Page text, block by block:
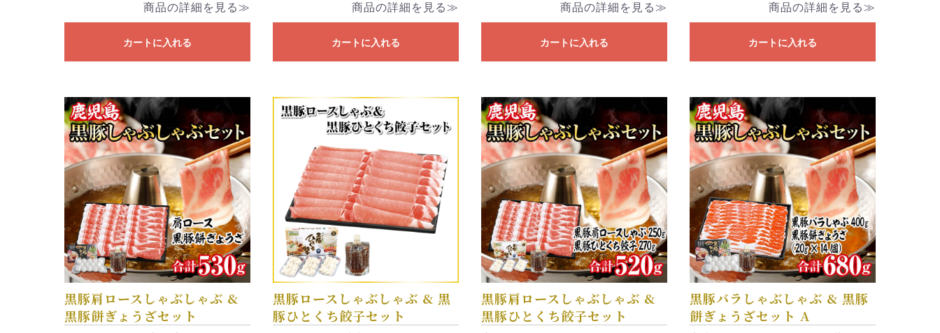
商品の詳細を見る≫
カートに入れる
商品の詳細を見る≫
カートに入れる
商品の詳細を見る≫
カートに入れる
商品の詳細を見る≫
カートに入れる
黒豚肩ロースしゃぶしゃぶ &
黒豚餅ぎょうざセット
黒豚ロースしゃぶしゃぶ & 黒
豚ひとくち餃子セット
黒豚肩ロースしゃぶしゃぶ &
黒豚ひとくち餃子セット
黒豚バラしゃぶしゃぶ & 黒豚
餅ぎょうざセット A